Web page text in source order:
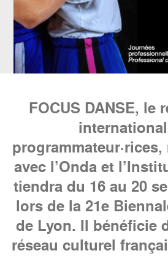
FOCUS DANSE, le
avec l’Onda et
tiendra du 16 au 20
lors de la 21e
de Lyon. Il bénéficie
réseau culturel